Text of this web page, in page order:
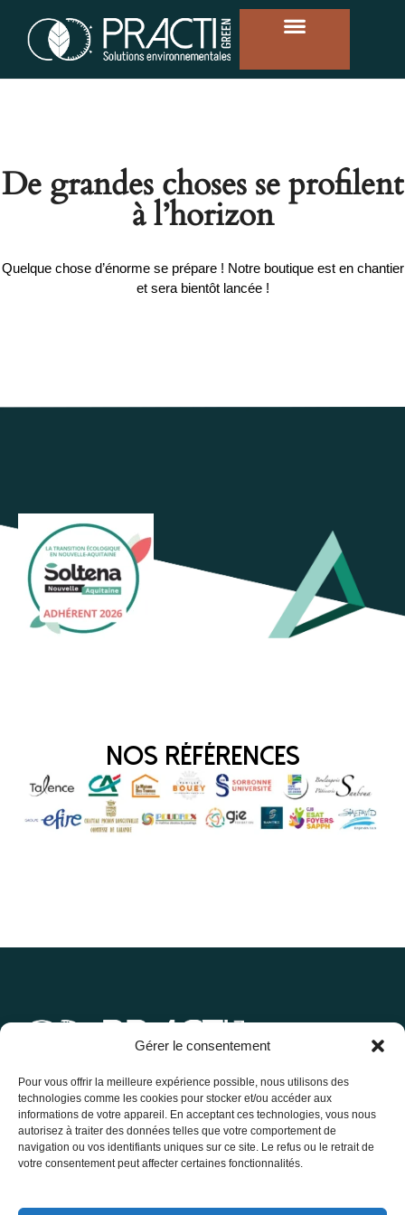
Gérer le consentement
Pour vous offrir la meilleure expérience possible, nous utilisons des
technologies comme les cookies pour stocker et/ou accéder aux
informations de votre appareil. En acceptant ces technologies, vous nous
autorisez à traiter des données telles que votre comportement de
navigation ou vos identifiants uniques sur ce site. Le refus ou le retrait de
votre consentement peut affecter certaines fonctionnalités.
De grandes choses se profilent
à l’horizon
Quelque chose d’énorme se prépare ! Notre boutique est en chantier
et sera bientôt lancée !
Nos Références
Contact
contact@practigreen.fr
06 42 33 77 40
Adresse
27 allée des petits rois,
château de Thouars,
33400 Talence
Contactez-nous